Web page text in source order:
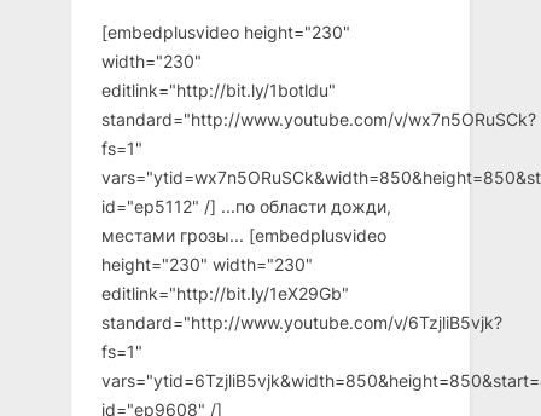
[embedplusvideo height="230"
width="230"
editlink="http://bit.ly/1botldu"
standard="http://www.youtube.com/v/wx7n5ORuSCk?
fs=1"
id="ep5112" /] ...по области дожди,
местами грозы... [embedplusvideo
height="230" width="230"
editlink="http://bit.ly/1eX29Gb"
standard="http://www.youtube.com/v/6TzjliB5vjk?
fs=1"
id="ep9608" /]